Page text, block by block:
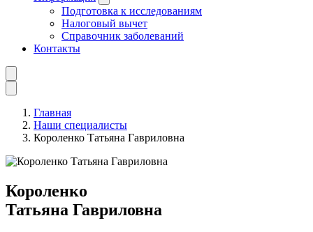
Подготовка к исследованиям
Налоговый вычет
Справочник заболеваний
Контакты
Главная
Наши специалисты
Короленко Татьяна Гавриловна
Короленко
Татьяна Гавриловна